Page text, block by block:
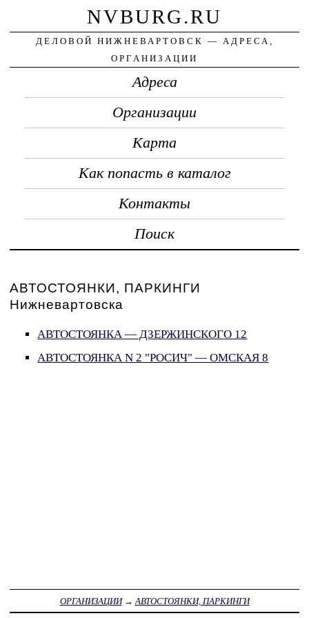
NVBURG.RU
ДЕЛОВОЙ НИЖНЕВАРТОВСК — АДРЕСА,
ОРГАНИЗАЦИИ
Адреса
Организации
Карта
Как попасть в каталог
Контакты
Поиск
АВТОСТОЯНКИ, ПАРКИНГИ
Нижневартовска
АВТОСТОЯНКА — ДЗЕРЖИНСКОГО 12
АВТОСТОЯНКА N 2 "РОСИЧ" — ОМСКАЯ 8
ОРГАНИЗАЦИИ→ АВТОСТОЯНКИ, ПАРКИНГИ